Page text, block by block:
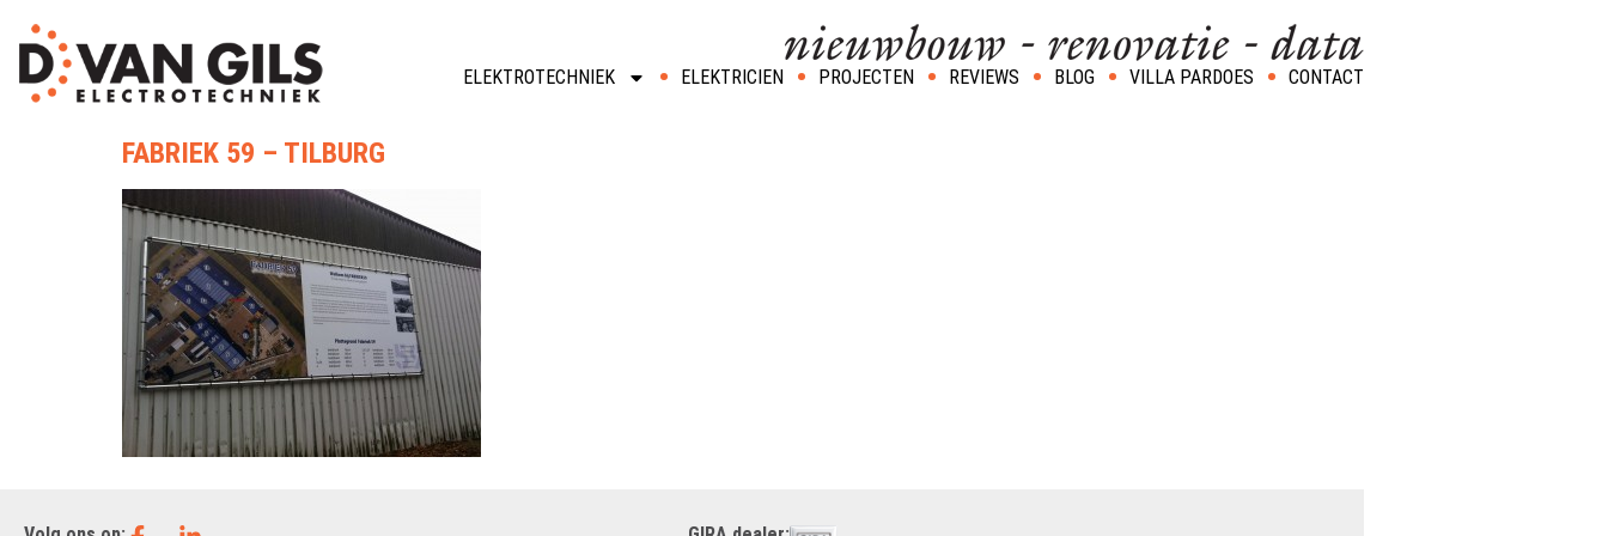
ELEKTROTECHNIEK ELEKTRICIEN PROJECTEN REVIEWS BLOG VILLA PARDOES CONTACT
FABRIEK 59 – TILBURG